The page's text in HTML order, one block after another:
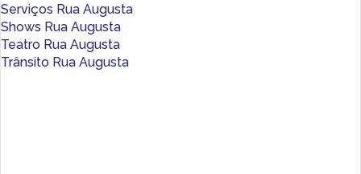
Serviços Rua Augusta
Shows Rua Augusta
Teatro Rua Augusta
Trânsito Rua Augusta